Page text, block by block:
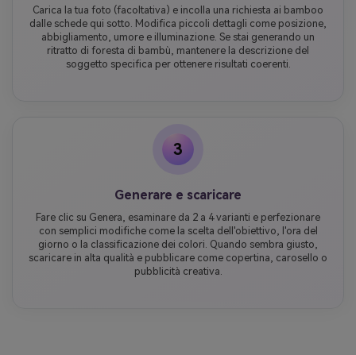
Carica la tua foto (facoltativa) e incolla una richiesta ai bamboo
dalle schede qui sotto. Modifica piccoli dettagli come posizione,
abbigliamento, umore e illuminazione. Se stai generando un
ritratto di foresta di bambù, mantenere la descrizione del
soggetto specifica per ottenere risultati coerenti.
3
Generare e scaricare
Fare clic su Genera, esaminare da 2 a 4 varianti e perfezionare
con semplici modifiche come la scelta dell'obiettivo, l'ora del
giorno o la classificazione dei colori. Quando sembra giusto,
scaricare in alta qualità e pubblicare come copertina, carosello o
pubblicità creativa.